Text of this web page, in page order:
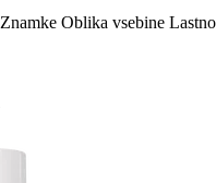
Znamke Oblika vsebine